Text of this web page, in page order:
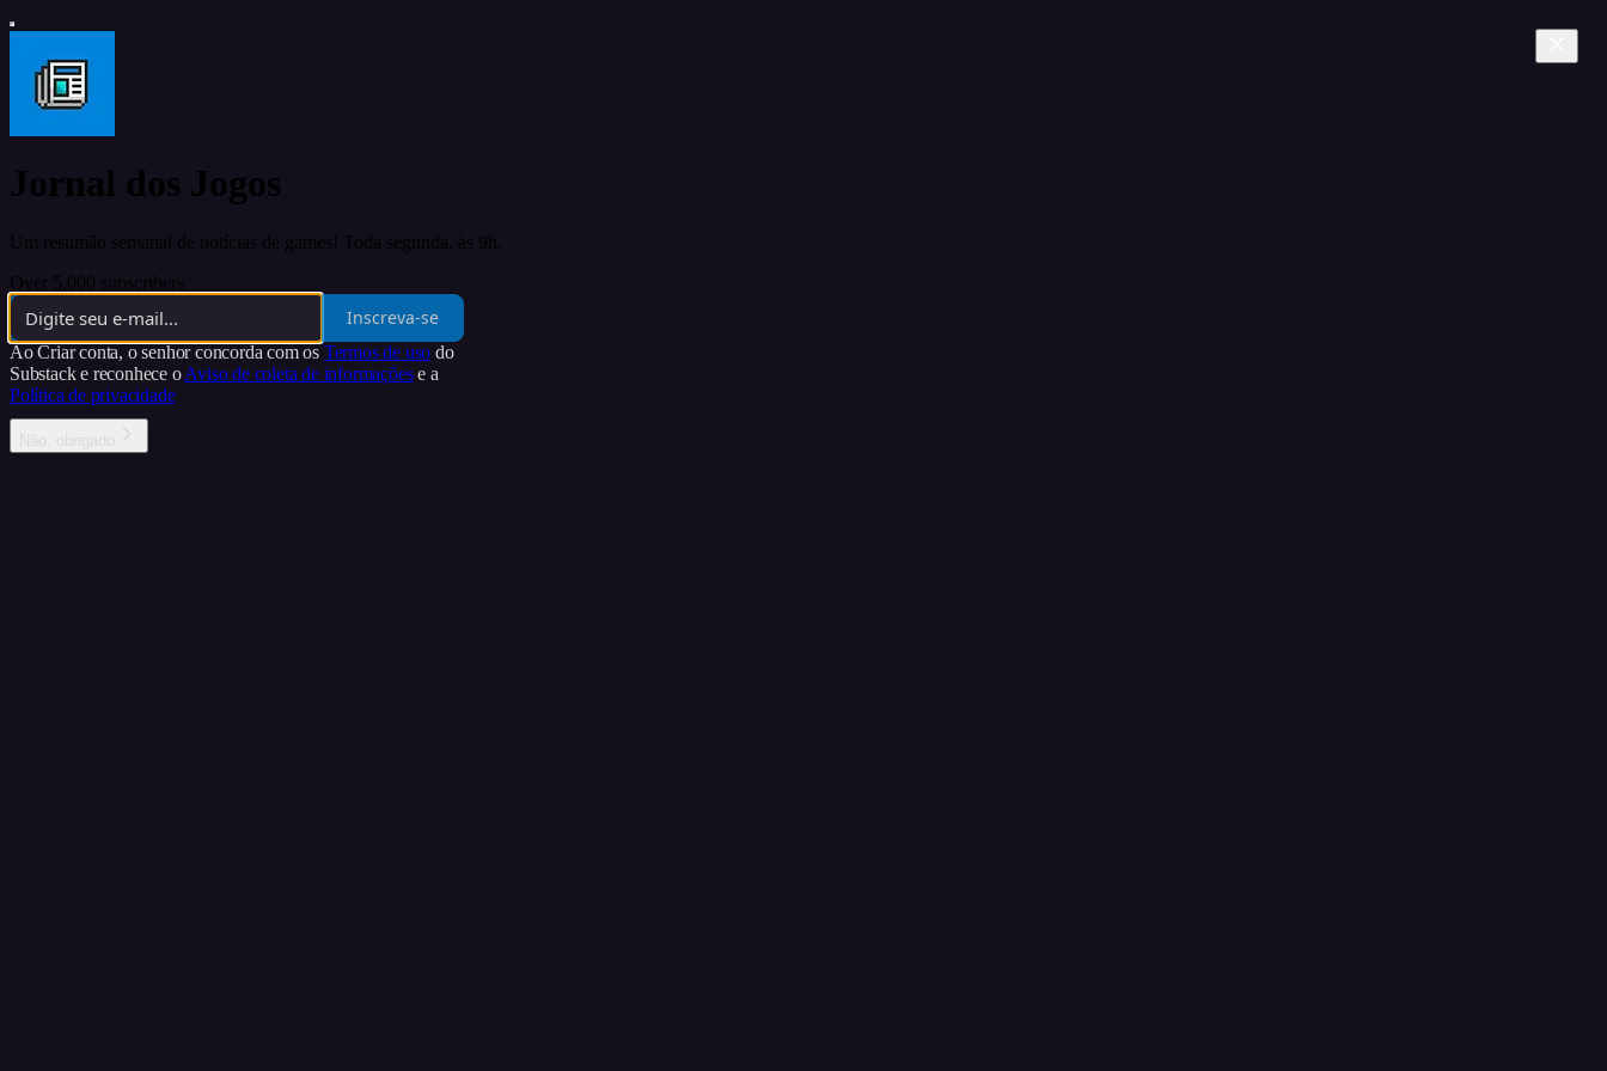
Jornal dos Jogos
Um resumão semanal de notícias de games! Toda segunda, às 9h.
Over 5,000 subscribers
Inscreva-se
Ao Criar conta, o senhor concorda com os Termos de uso do
Substack e reconhece oAviso de coleta de informaçõese a
Política de privacidade